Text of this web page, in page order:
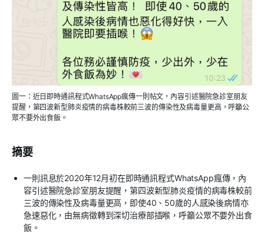
圖一：近日即時通訊程式WhatsApp瘋傳一則帖文，內容引述醫院急診室朋友
提醒，第四波新型肺炎疫情的病毒株較前三波的傳染性及病毒量更高，呼籲公
眾不要外出食飯。
摘要
一則訊息於2020年12月初在即時通訊程式WhatsApp瘋傳，內
容引述醫院急診室朋友提醒，第四波新型肺炎疫情的病毒株較前
三波的傳染性及病毒量更高，即使40、50歲的人感染後病情亦
急速惡化，由無病徵轉到深切治療部插喉，呼籲公眾不要外出食
飯。